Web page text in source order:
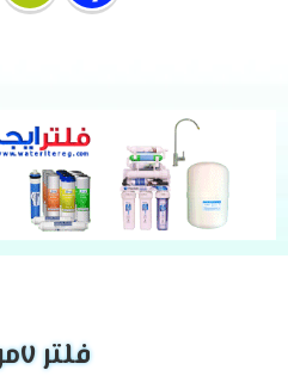
فلتر ٧مراحل